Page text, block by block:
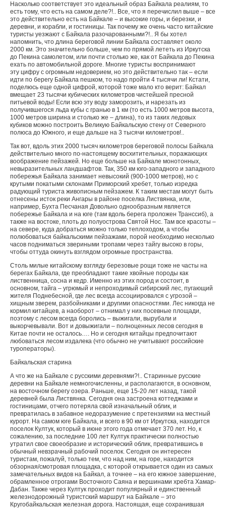
Насколько соответствует это идеальный образ Байкала реалиям, то
есть тому, что есть на самом деле?!.. Все, что я перечислил выше – все
это действительно есть на Байкале – и высокие горы, и березки, и
деревни, и корабли, и гостиницы. Так почему же очень часто китайские
туристы уезжают с Байкала разочарованными?!.. Я бы хотел
напомнить, что длина береговой линии Байкала составляет около
2000 км. Это значительно больше, чем по прямой лететь из Иркутска
до Пекина самолетом, или почти столько же, как от Байкала до Пекина
ехать по автомобильной дороге. Многие туристы воспринимают
эту цифру с огромным недоверием, но это действительно так – если
идти по берегу Байкала пешком, то надо пройти 4 тысячи ли! Кстати,
поделюсь еще одной цифрой, которой тоже мало кто верит: Байкал
вмещает 23 тысячи кубических километров чистейшей пресной
питьевой воды! Если всю эту воду заморозить, и нарезать из
получившегося льда кубы с гранью в 1 км (то есть 1000 метров высота,
1000 метров ширина и столько же – длина), то из таких ледовых
кубиков можно построить Великую Байкальскую стену от Северного
полюса до Южного, и еще дальше на 3 тысячи километров!..
Так вот, вдоль этих 2000 тысяч километров береговой полосы Байкала
действительно много по-настоящему восхитительных, поражающих
воображение пейзажей. Но еще больше на Байкале монотонных,
невыразительных ландшафтов. Так, 350 км юго-западного и западного
побережья Байкала занимает невысокий (900-1000 метров), но с
крутыми покатыми склонами Приморский хребет, только изредка
радующий туриста живописным пейзажем. К таким местам могут быть
отнесены исток реки Ангары в районе поселка Листвянка, или,
например, Бухта Песчаная Довольно однообразным является
побережье Байкала и на юге (там вдоль берега проложен Транссиб), а
также на востоке, плоть до полуострова Святой Нос. Там все красоты –
на севере, куда добраться можно только теплоходом, а чтобы
полюбоваться байкальскими пейзажами, порой необходимо несколько
часов подниматься звериными тропами через тайгу высоко в горы,
чтобы оттуда окинуть взглядом огромные пространства.
Столь милые китайскому взгляду березовые рощи тоже не часты на
берегах Байкала, где преобладают такие хвойные породы как
лиственница, сосна и кедр. Именно из этих пород и состоит, в
основном, тайга – угрюмый и непроходимый сибирский лес, пугающий
жителя Поднебесной, где лес всегда ассоциировался с угрозой –
хищным зверем, разбойниками и другими опасностями. Лес никогда не
кормил китайцев, а наоборот – отнимал у них посевные площади,
поэтому с лесом всегда боролись – выжигали, вырубали и
выкорчевывали. Вот и довыжигали – полноценных лесов сегодня в
Китае почти не осталось…. Но и сегодня китайцы предпочитают
любоваться лесом издалека (что обычно не учитывают российские
туроператоры).
Байкальская старина
А что же на Байкале с русскими деревнями?!.. Старинные русские
деревни на Байкале немногочисленны, и располагаются, в основном,
на восточном берегу озера. Раньше, еще 15-20 лет назад, такой
деревней была Листвянка. Сегодня она застроена коттеджами и
гостиницами, отчего потеряла свой изначальный облик, и
превратилась в забавное недоразумение с претензиями на местный
курорт. На самом юге Байкала, и всего в 90 км от Иркутска, находится
поселок Култук, который в июне этого года отмечает 370 лет. Но, к
сожалению, за последние 100 лет Култук практически полностью
утратил свое своеобразие и исторический облик, превратившись в
обычный невзрачный рабочий поселок. Сегодня он интересен
туристам, пожалуй, только тем, что над ним, на горе, находится
обзорная/смотровая площадка, с которой открывается один из самых
замечательных видов на Байкал, а точнее – на его южное завершение,
обрамленное отрогами Восточного Саяна и вершинами хребта Хамар-
Дабан. Также через Култук проходит популярный и единственный
железнодорожный туристский маршрут на Байкале – это
Кругобайкальская железная дорога. Настоящая, еще сохранившая